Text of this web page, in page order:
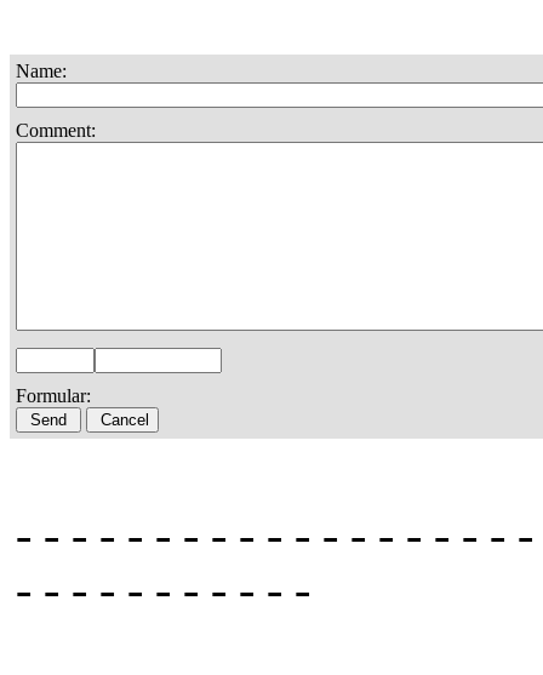
Name:
Comment:
Formular:
-----------